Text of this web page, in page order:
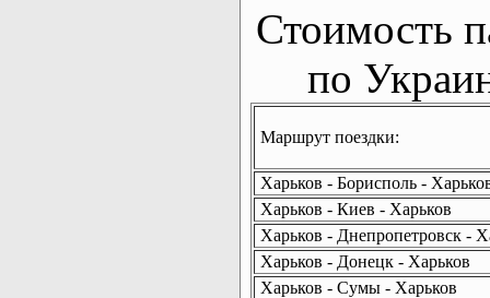
Стоимость
по
Маршрут поездки:
Харьков - Борисполь -
Харьков - Киев - Харьков
Харьков - Днепропетровск -
Харьков - Донецк - Харьков
Харьков - Сумы - Харьков